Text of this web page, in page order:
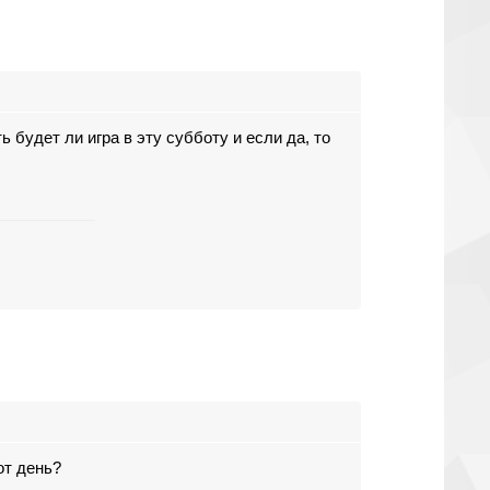
будет ли игра в эту субботу и если да, то
день?